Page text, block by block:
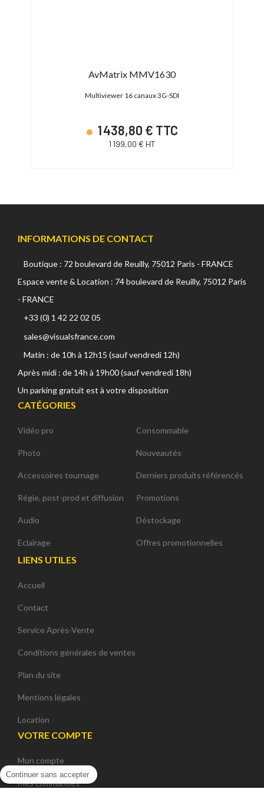
AvMatrix MMV1630
Multiviewer 16 canaux 3G-SDI
1 438,80 € TTC
1 199,00 € HT
INFORMATIONS DE CONTACT
Boutique : 72 boulevard de Reuilly, 75012 Paris - FRANCE
Espace vente & Location : 74 boulevard de Reuilly, 75012 Paris
- FRANCE
+33 (0) 1 42 22 02 05
sales@visualsfrance.com
Matin : de 10h à 12h15 (sauf vendredi 12h)
Après midi : de 14h à 19h00 (sauf vendredi 18h)
Un parking gratuit est à votre disposition
CATÉGORIES
Vidéo pro
Photo
Accessoires tournage
Régie, post-prod et diffusion
Audio
Eclairage
Consommable
Nouveautés
Derniers produits référencés
Promotions
Déstockage
Offres promotionnelles
LIENS UTILES
Accueil
Contact
Service Après-Vente
Conditions générales de ventes
Plan du site
Mentions légales
Location
VOTRE COMPTE
Mon compte
Mes commandes
Continuer sans accepter